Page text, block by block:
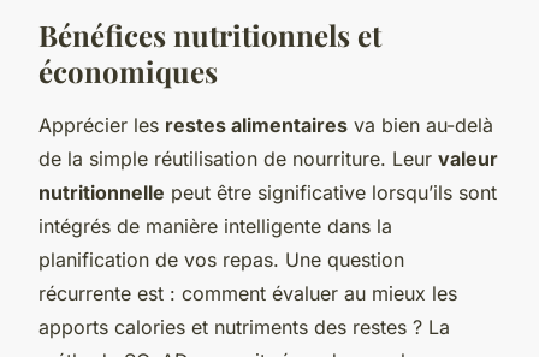
Bénéfices nutritionnels et
économiques
Apprécier les restes alimentaires va bien au-delà
de la simple réutilisation de nourriture. Leur valeur
nutritionnelle peut être significative lorsqu’ils sont
intégrés de manière intelligente dans la
planification de vos repas. Une question
récurrente est : comment évaluer au mieux les
apports calories et nutriments des restes ? La